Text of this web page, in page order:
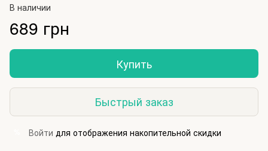
В наличии
689 грн
Купить
Быстрый заказ
Войти для отображения накопительной скидки